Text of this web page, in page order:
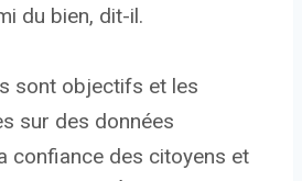
du bien, dit-il.
sont objectifs et les
sur des données
confiance des citoyens et